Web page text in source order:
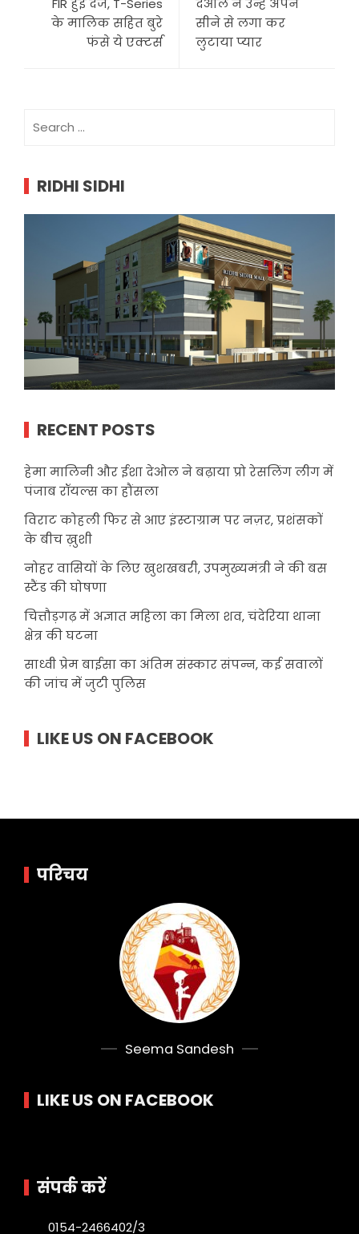
FIR हुई दर्ज, T-Series
के मालिक सहित बुरे
फंसे ये एक्टर्स
देओल ने उन्हें अपने
सीने से लगा कर
लुटाया प्यार
for:
RIDHI SIDHI
RECENT POSTS
हेमा मालिनी और ईशा देओल ने बढ़ाया प्रो रेसलिंग लीग में
पंजाब रॉयल्स का हौंसला
विराट कोहली फिर से आए इंस्टाग्राम पर नज़र, प्रशंसकों
के बीच ख़ुशी
नोहर वासियों के लिए खुशखबरी, उपमुख्यमंत्री ने की बस
स्टैंड की घोषणा
चित्तौड़गढ़ में अज्ञात महिला का मिला शव, चंदेरिया थाना
क्षेत्र की घटना
साध्वी प्रेम बाईसा का अंतिम संस्कार संपन्न, कई सवालों
की जांच में जुटी पुलिस
LIKE US ON FACEBOOK
परिचय
Seema Sandesh
LIKE US ON FACEBOOK
संपर्क करें
0154-2466402/3